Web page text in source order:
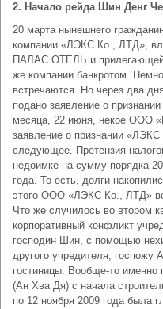
2. Начало рейда Шин Денг
20 марта нынешнего
компании «ЛЭКС Ко., ЛТД»,
ПАЛАС ОТЕЛЬ и прилегающей
же компании банкротом.
встречаются. Но через два
подано заявление о
месяца, 22 июня, некое ООО
заявление о признании
следующее. Претензия
недоимке на сумму порядка
года. То есть, долги
этого ООО «ЛЭКС Ко., ЛТД»
Что же случилось во втором
корпоративный конфликт
господин Шин, с помощью
другого учредителя, госпожу
гостиницы. Вообще-то
(Ан Хва Дя) с начала
по 12 ноября 2009 года была